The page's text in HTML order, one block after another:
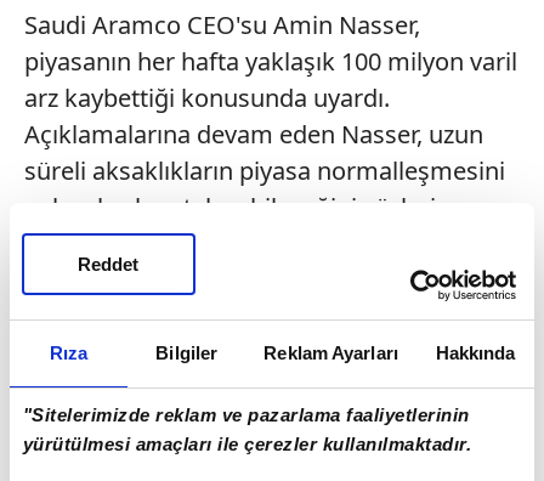
Rıza Bilgiler Reklam Ayarları Hakkında
"Sitelerimizde reklam ve pazarlama faaliyetlerinin
yürütülmesi amaçları ile çerezler kullanılmaktadır.
Reddet
Saudi Aramco CEO'su Amin Nasser,
piyasanın her hafta yaklaşık 100 milyon varil
arz kaybettiği konusunda uyardı.
Açıklamalarına devam eden Nasser, uzun
süreli aksaklıkların piyasa normalleşmesini
gelecek yıla erteleyebileceğini sözlerine
ekledi.